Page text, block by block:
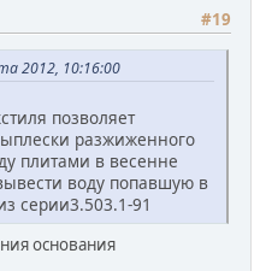
#19
2012, 10:16:00
позволяет
разжиженного
плитами в весенне
воду попавшую в
серии3.503.1-91
основания